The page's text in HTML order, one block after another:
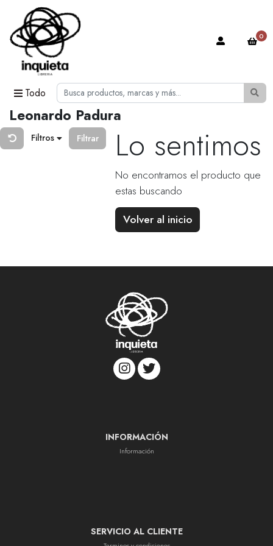
Todo
0
Leonardo Padura
Filtros Filtrar Lo sentimos
No encontramos el producto que
estas buscando
Volver al inicio
INFORMACIÓN
Información
SERVICIO AL CLIENTE